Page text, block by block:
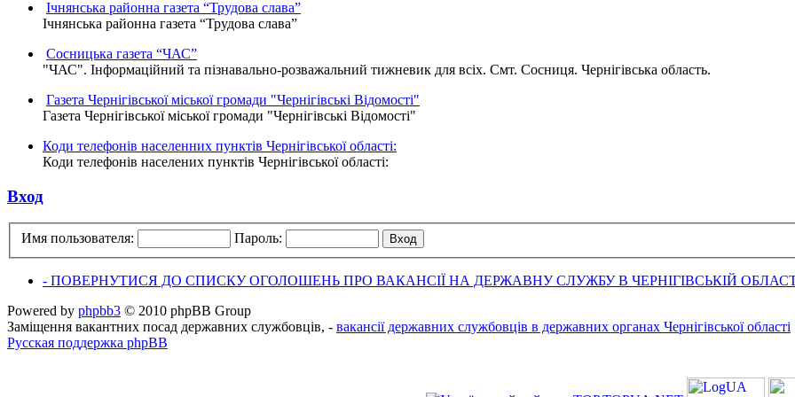
Ічнянська районна газета “Трудова слава”
Ічнянська районна газета “Трудова слава”
Сосницька газета “ЧАС”
"ЧАС". Інформаційний та пізнавально-розважальний тижневик для всіх. Смт. Сосниця. Чернігівська область.
Газета Чернігівської міської громади "Чернігівські Відомості"
Газета Чернігівської міської громади "Чернігівські Відомості"
Коди телефонів населенних пунктів Чернігівської області:
Коди телефонів населених пунктів Чернігівської області:
Вход
Имя пользователя: Пароль:
- ПОВЕРНУТИСЯ ДО СПИСКУ ОГОЛОШЕНЬ ПРО ВАКАНСІЇ НА ДЕРЖАВНУ СЛУЖБУ В ЧЕРНІГІВСЬКІЙ
Powered by phpbb3 © 2010 phpBB Group
Заміщення вакантних посад державних службовців, - вакансії державних службовців в державних органах Чернігівської області
Русская поддержка phpBB